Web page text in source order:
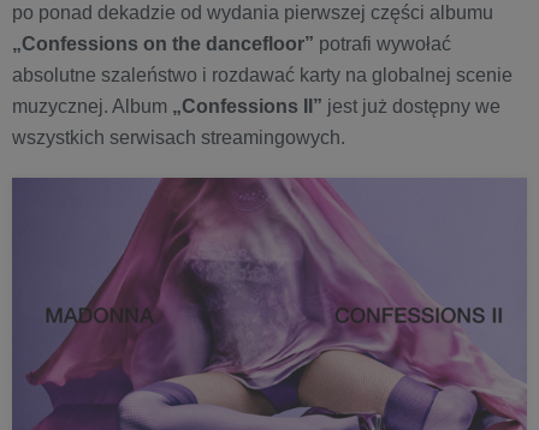
po ponad dekadzie od wydania pierwszej części albumu
„Confessions on the dancefloor” potrafi wywołać
absolutne szaleństwo i rozdawać karty na globalnej scenie
muzycznej. Album „Confessions II” jest już dostępny we
wszystkich serwisach streamingowych.